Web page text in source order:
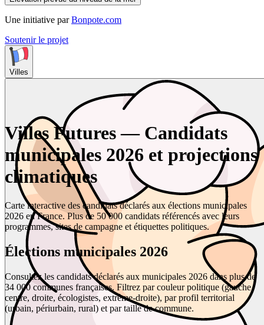
Une initiative par Bonpote.com
Soutenir le projet
Villes
Villes Futures — Candidats
municipales 2026 et projections
climatiques
Carte interactive des candidats déclarés aux élections municipales
2026 en France. Plus de 50 000 candidats référencés avec leurs
programmes, sites de campagne et étiquettes politiques.
Élections municipales 2026
Consultez les candidats déclarés aux municipales 2026 dans plus de
34 000 communes françaises. Filtrez par couleur politique (gauche,
centre, droite, écologistes, extrême-droite), par profil territorial
(urbain, périurbain, rural) et par taille de commune.